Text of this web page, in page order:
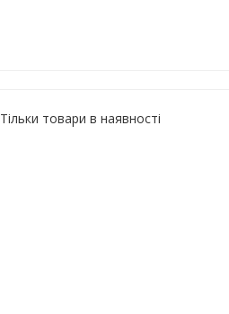
Тільки товари в наявності